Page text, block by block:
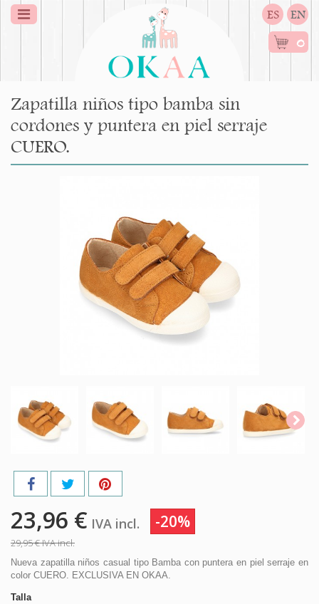
ES EN
0
Zapatilla niños tipo bamba sin
cordones y puntera en piel serraje
CUERO.
23,96 € IVA incl. -20%
29,95 €IVA incl.
Nueva zapatilla niños casual tipo Bamba con puntera en piel serraje en
color CUERO. EXCLUSIVA EN OKAA.
Talla